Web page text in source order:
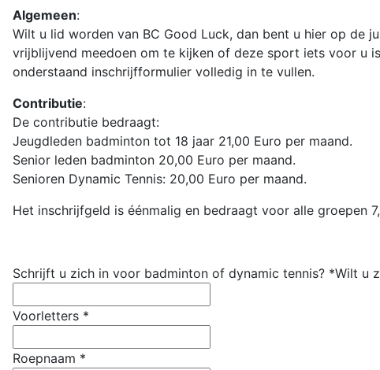
Algemeen:
Wilt u lid worden van BC Good Luck, dan bent u hier op de
vrijblijvend meedoen om te kijken of deze sport iets voor u
onderstaand inschrijfformulier volledig in te vullen.
Contributie:
De contributie bedraagt:
Jeugdleden badminton tot 18 jaar 21,00 Euro per maand.
Senior leden badminton 20,00 Euro per maand.
Senioren Dynamic Tennis: 20,00 Euro per maand.
Het inschrijfgeld is éénmalig en bedraagt voor alle groepen
Schrijft u zich in voor badminton of dynamic tennis? *Wilt u
Voorletters *
Roepnaam *